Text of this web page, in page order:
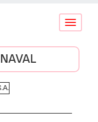
Conmutar